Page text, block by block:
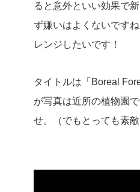
ると意外といい効果で
ず嫌いはよくないです
レンジしたいです！
タイトルは「Boreal
が写真は近所の植物園
せ。（でもとっても素敵